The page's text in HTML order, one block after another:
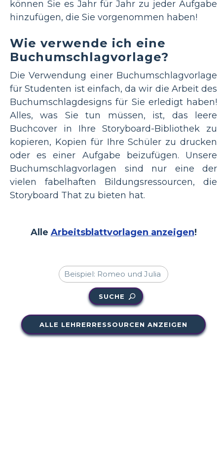
können Sie es Jahr für Jahr zu jeder Aufgabe
hinzufügen, die Sie vorgenommen haben!
Wie verwende ich eine
Buchumschlagvorlage?
Die Verwendung einer Buchumschlagvorlage
für Studenten ist einfach, da wir die Arbeit des
Buchumschlagdesigns für Sie erledigt haben!
Alles, was Sie tun müssen, ist, das leere
Buchcover in Ihre Storyboard-Bibliothek zu
kopieren, Kopien für Ihre Schüler zu drucken
oder es einer Aufgabe beizufügen. Unsere
Buchumschlagvorlagen sind nur eine der
vielen fabelhaften Bildungsressourcen, die
Storyboard That zu bieten hat.
Alle Arbeitsblattvorlagen anzeigen!
SUCHE
ALLE LEHRERRESSOURCEN ANZEIGEN